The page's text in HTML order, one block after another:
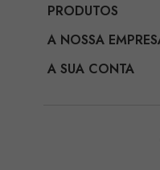
PRODUTOS
A NOSSA
A SUA CONTA